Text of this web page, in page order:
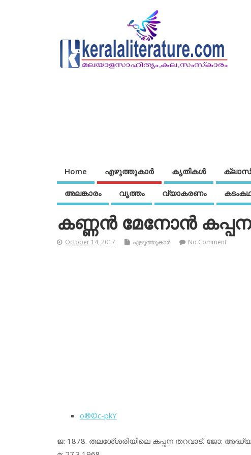
Home എഴുത്തുകാര്‍ കൃതികൾ
അലങ്കാരം വൃത്തം വ്യാകരണം
കണ്ണന്‍ മേനോന്‍ കപ്പന
October 14, 2017 എഴുത്തുകാര്‍ No Comment
o®©c-pkY
ജ: 1878. തലശേ്ശരിയിലെ കപ്പന തറവാട്. ജോ: